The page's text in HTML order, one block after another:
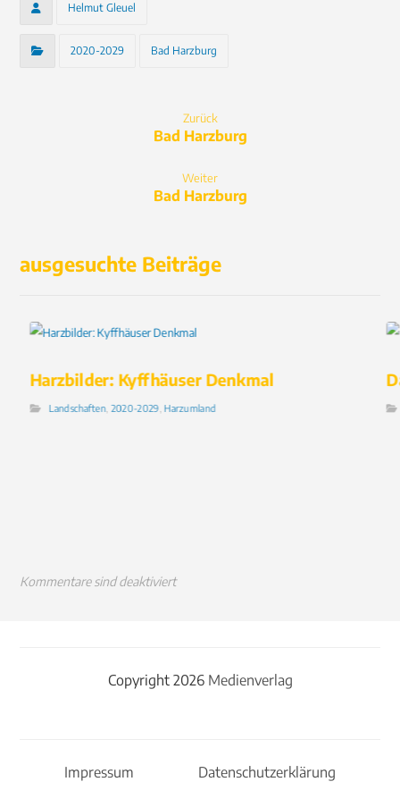
Helmut Gleuel
2020-2029 Bad Harzburg
Zurück
Bad Harzburg
Weiter
Bad Harzburg
ausgesuchte Beiträge
Harzbilder: Kyffhäuser Denkmal
Landschaften ,2020-2029 Harzumland
Kommentare sind deaktiviert
Copyright 2026 Medienverlag
Impressum Datenschutzerklärung